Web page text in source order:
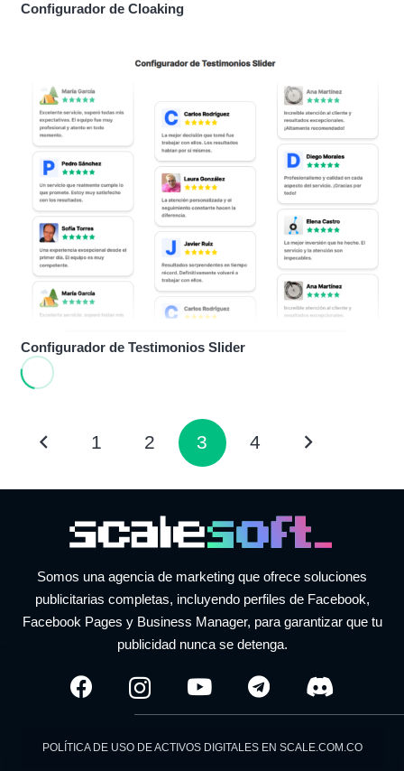
Configurador de Cloaking
Configurador de Testimonios Slider
1 2 3 4
Somos una agencia de marketing que ofrece soluciones
publicitarias completas, incluyendo perfiles de Facebook,
Facebook Pages y Business Manager, para garantizar que tu
publicidad nunca se detenga.
POLÍTICA DE USO DE ACTIVOS DIGITALES EN SCALE.COM.CO